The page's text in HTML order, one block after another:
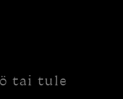
tai tule